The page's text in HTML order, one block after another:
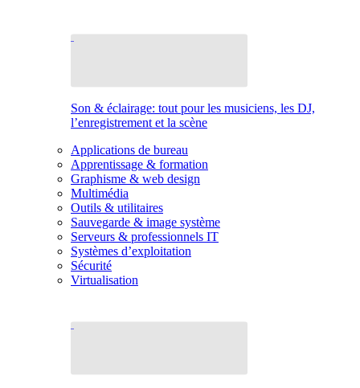
Son & éclairage: tout pour les musiciens, les DJ,
l’enregistrement et la scène
Applications de bureau
Apprentissage & formation
Graphisme & web design
Multimédia
Outils & utilitaires
Sauvegarde & image système
Serveurs & professionnels IT
Systèmes d’exploitation
Sécurité
Virtualisation